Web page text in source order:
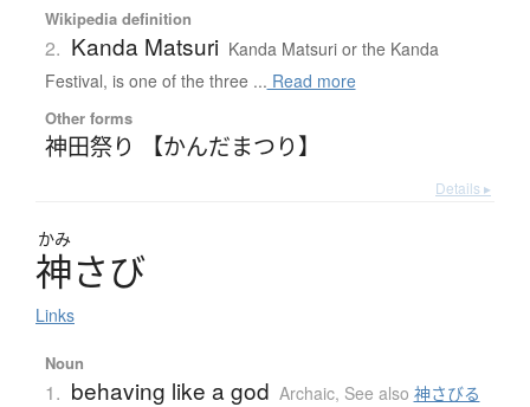
Wikipedia definition
2. Kanda Matsuri Kanda Matsuri or the Kanda
Festival, is one of the three ... Read more
Other forms
神田祭り 【かんだまつり】
Details ▸
かみ
神さび
Links
Noun
1. behaving like a god Archaic, See also 神さびる